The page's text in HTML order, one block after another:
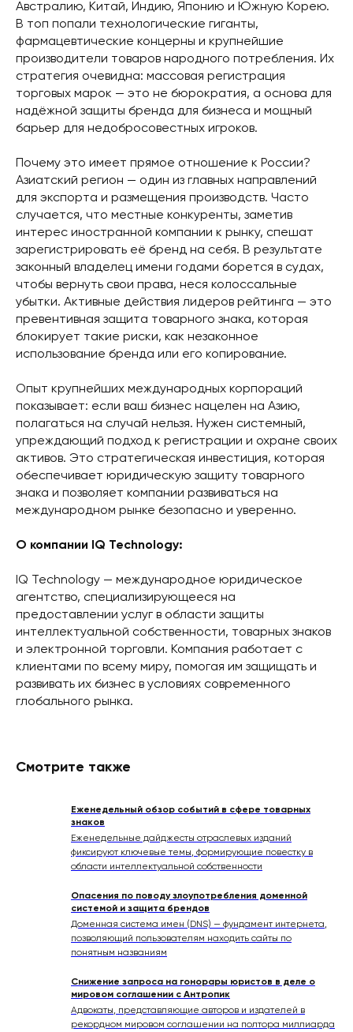
Австралию, Китай, Индию, Японию и Южную Корею.
В топ попали технологические гиганты,
фармацевтические концерны и крупнейшие
производители товаров народного потребления. Их
стратегия очевидна: массовая регистрация
торговых марок — это не бюрократия, а основа для
надёжной защиты бренда для бизнеса и мощный
барьер для недобросовестных игроков.
Почему это имеет прямое отношение к России?
Азиатский регион — один из главных направлений
для экспорта и размещения производств. Часто
случается, что местные конкуренты, заметив
интерес иностранной компании к рынку, спешат
зарегистрировать её бренд на себя. В результате
законный владелец имени годами борется в судах,
чтобы вернуть свои права, неся колоссальные
убытки. Активные действия лидеров рейтинга — это
превентивная защита товарного знака, которая
блокирует такие риски, как незаконное
использование бренда или его копирование.
Опыт крупнейших международных корпораций
показывает: если ваш бизнес нацелен на Азию,
полагаться на случай нельзя. Нужен системный,
упреждающий подход к регистрации и охране своих
активов. Это стратегическая инвестиция, которая
обеспечивает юридическую защиту товарного
знака и позволяет компании развиваться на
международном рынке безопасно и уверенно.
О компании IQ Technology:
IQ Technology — международное юридическое
агентство, специализирующееся на
предоставлении услуг в области защиты
интеллектуальной собственности, товарных знаков
и электронной торговли. Компания работает с
клиентами по всему миру, помогая им защищать и
развивать их бизнес в условиях современного
глобального рынка.
Смотрите также
Еженедельный обзор событий в сфере товарных
знаков
Еженедельные дайджесты отраслевых изданий
фиксируют ключевые темы, формирующие повестку в
области интеллектуальной собственности
Опасения по поводу злоупотребления доменной
системой и защита брендов
Доменная система имен (DNS) — фундамент интернета,
позволяющий пользователям находить сайты по
понятным названиям
Снижение запроса на гонорары юристов в деле о
мировом соглашении с Антропик
Адвокаты, представляющие авторов и издателей в
рекордном мировом соглашении на полтора миллиарда